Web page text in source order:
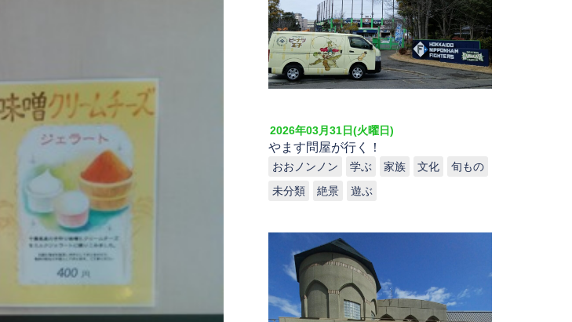
2026年03月31日(火曜日)
やます問屋が行く！
おおノンノン 学ぶ 家族 文化
旬もの
未分類
絶景 遊ぶ